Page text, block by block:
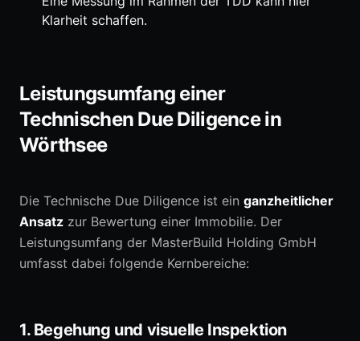
Klarheit schaffen.
Leistungsumfang einer
Technischen Due Diligence in
Wörthsee
Die Technische Due Diligence ist ein ganzheitlicher
Ansatz zur Bewertung einer Immobilie. Der
Leistungsumfang der MasterBuild Holding GmbH
umfasst dabei folgende Kernbereiche:
1. Begehung und visuelle Inspektion